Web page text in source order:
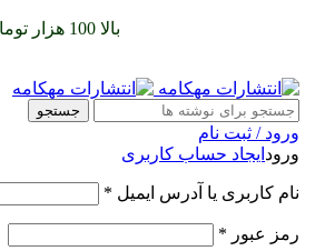
بالا 100 هزار تومان
جستجو
ورود / ثبت نام
ورود ایجاد حساب کاربری
نام کاربری یا آدرس ایمیل *
رمز عبور *